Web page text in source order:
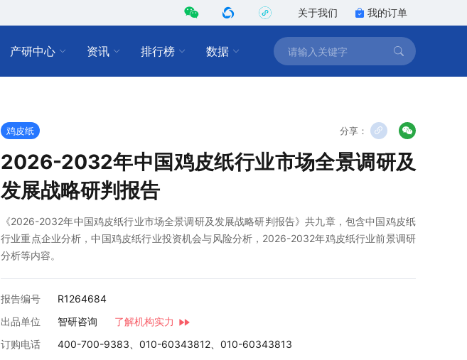
关于我们 我的订单
产研中心 资讯 排行榜 数据
鸡皮纸 分享：
2026-2032年中国鸡皮纸行业市场全景调研及
发展战略研判报告
《2026-2032年中国鸡皮纸行业市场全景调研及发展战略研判报告》共九章，包含中国鸡皮纸
行业重点企业分析，中国鸡皮纸行业投资机会与风险分析，2026-2032年鸡皮纸行业前景调研
分析等内容。
报告编号
R1264684
出品单位
智研咨询
了解机构实力
订购电话
400-700-9383、010-60343812、010-60343813